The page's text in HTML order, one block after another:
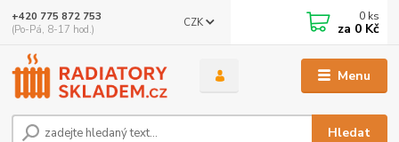
Menu
CZK
Hledat
+420 775 872 753
(Po-Pá, 8-17 hod.)
0 ks
za 0 Kč